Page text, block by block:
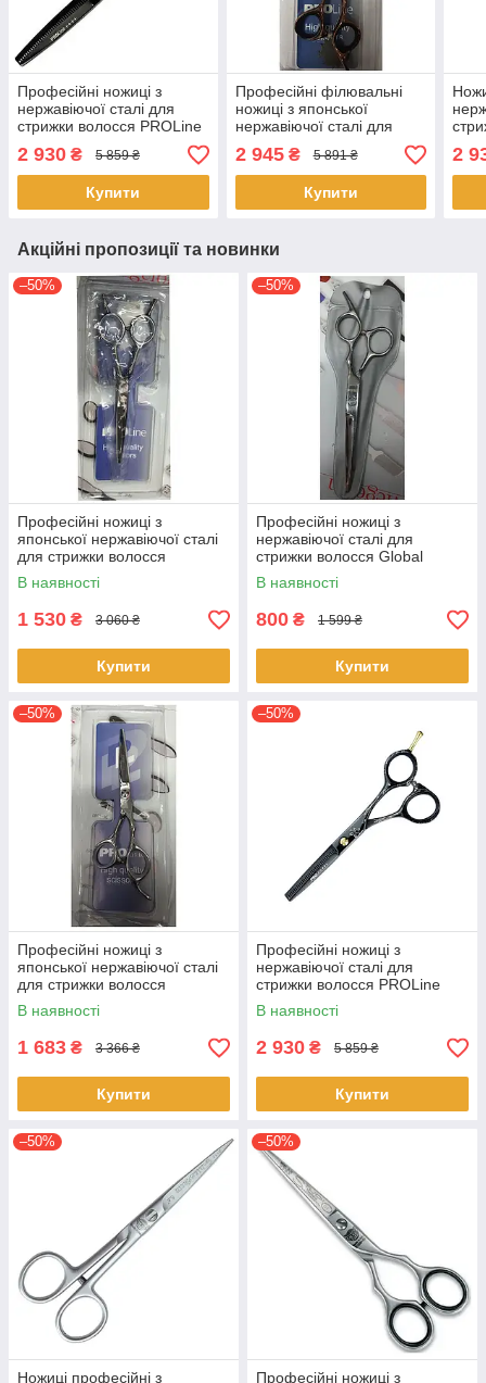
Професійні ножиці з
нержавіючої сталі для
стрижки волосся PROLine
5.5 Titan 3 клас Чорний
2 930 ₴ 5 859 ₴
Купити
Професійні філювальні
ножиці з японської
нержавіючої сталі для
стрижки волосся PROline
6,0" Gold Rose
2 945₴ 5 891 ₴
Купити
Сині
2
Акційні пропозиції та новинки
–50%
Професійні ножиці з
японської нержавіючої сталі
для стрижки волосся
PROLine 139.7мм
В наявності
1 530 ₴ 3 060 ₴
Купити
–50%
Професійні ножиці з
нержавіючої сталі для
стрижки волосся Global
Пакистан ергономічний
дизайн
В наявності
800 ₴ 1 599 ₴
Купити
–50%
Професійні ножиці з
японської нержавіючої сталі
для стрижки волосся
PROLine 139.7мм (5.5
дюймов)
В наявності
1 683 ₴ 3 366 ₴
Купити
–50%
Професійні ножиці з
нержавіючої сталі для
стрижки волосся PROLine
5.5 PL102T Titan 3 клас
В наявності
2 930 ₴ 5 859 ₴
Купити
–50%
Ножиці професійні з
–50%
Професійні ножиці з